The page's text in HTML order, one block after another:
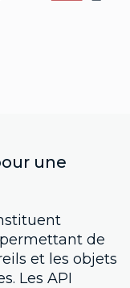
une
de
et les objets
Les API